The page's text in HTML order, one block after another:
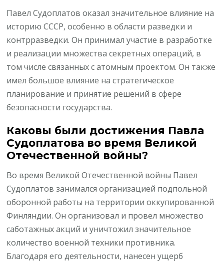
Павел Судоплатов оказал значительное влияние на
историю СССР, особенно в области разведки и
контрразведки. Он принимал участие в разработке
и реализации множества секретных операций, в
том числе связанных с атомным проектом. Он также
имел большое влияние на стратегическое
планирование и принятие решений в сфере
безопасности государства.
Каковы были достижения Павла
Судоплатова во время Великой
Отечественной войны?
Во время Великой Отечественной войны Павел
Судоплатов занимался организацией подпольной
оборонной работы на территории оккупированной
Финляндии. Он организовал и провел множество
саботажных акций и уничтожил значительное
количество военной техники противника.
Благодаря его деятельности, нанесен ущерб